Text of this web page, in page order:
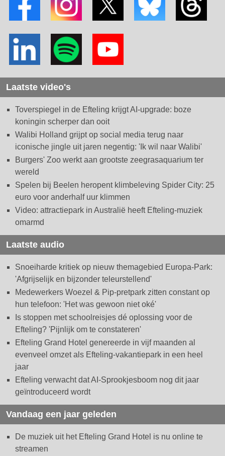
Laatste video's
Toverspiegel in de Efteling krijgt AI-upgrade: boze
koningin scherper dan ooit
Walibi Holland grijpt op social media terug naar
iconische jingle uit jaren negentig: 'Ik wil naar Walibi'
Burgers' Zoo werkt aan grootste zeegrasaquarium ter
wereld
Spelen bij Beelen heropent klimbeleving Spider City: 25
euro voor anderhalf uur klimmen
Video: attractiepark in Australië heeft Efteling-muziek
omarmd
Laatste audio
Snoeiharde kritiek op nieuw themagebied Europa-Park:
'Afgrijselijk en bijzonder teleurstellend'
Medewerkers Woezel & Pip-pretpark zitten constant op
hun telefoon: 'Het was gewoon niet oké'
Is stoppen met schoolreisjes dé oplossing voor de
Efteling? 'Pijnlijk om te constateren'
Efteling Grand Hotel genereerde in vijf maanden al
evenveel omzet als Efteling-vakantiepark in een heel
jaar
Efteling verwacht dat AI-Sprookjesboom nog dit jaar
geïntroduceerd wordt
Vandaag een jaar geleden
De muziek uit het Efteling Grand Hotel is nu online te
streamen